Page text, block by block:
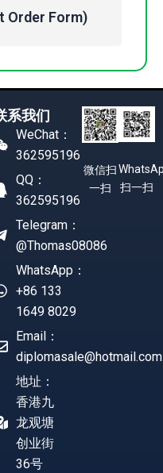
Order Form)
系我们
WeChat：
362595196
QQ：
362595196
Telegram：
@Thomas08086
WhatsApp：
+86 133
1649 8029
Email：
diplomasale@hotmail.com
地址：
香港九
龙观塘
创业街
36号
微信扫
一扫
扫一扫